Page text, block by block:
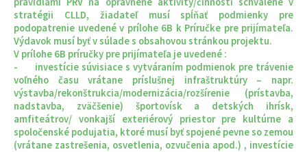
stratégii CLLD, žiadateľ musí spĺňať podmienky pre
podopatrenie uvedené v prílohe 6B k Príručke pre prijímateľa.
Výdavok musí byť v súlade s obsahovou stránkou projektu.
V prílohe 6B príručky pre prijímateľa je uvedené :
- investície súvisiace s vytváraním podmienok pre trávenie
voľného času vrátane príslušnej infraštruktúry – napr.
výstavba/rekonštrukcia/modernizácia/rozšírenie (prístavba,
nadstavba, zväčšenie) športovísk a detských ihrísk,
amfiteátrov/ vonkajší exteriérový priestor pre kultúrne a
spoločenské podujatia, ktoré musí byť spojené pevne so zemou
(vrátane zastrešenia, osvetlenia, ozvučenia apod.) , investície